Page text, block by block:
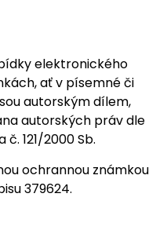
elektronického
ať v písemné či
autorským dílem,
autorských práv dle
121/2000 Sb.
ochrannou známkou
379624.